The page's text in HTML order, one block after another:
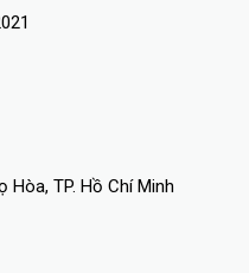
Hòa, TP. Hồ Chí Minh